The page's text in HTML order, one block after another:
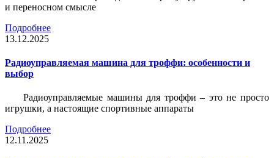
и переносном смысле
Подробнее
13.12.2025
Радиоуправляемая машина для троффи: особенности и
выбор
Радиоуправляемые машины для троффи – это не просто
игрушки, а настоящие спортивные аппараты
Подробнее
12.11.2025